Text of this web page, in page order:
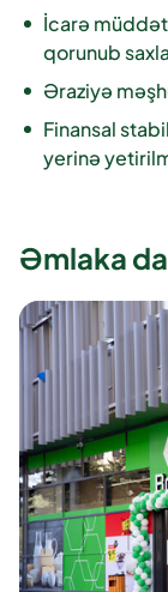
İcarə
qorunub
Əraziyə
Finansal
yerinə
Əmlaka